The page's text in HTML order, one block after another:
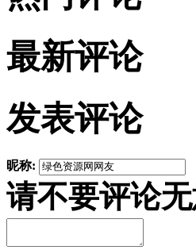
最新评论
发表评论
昵称:
请不要评论